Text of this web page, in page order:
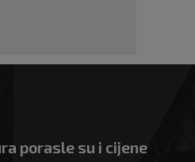
porasle su i cijene